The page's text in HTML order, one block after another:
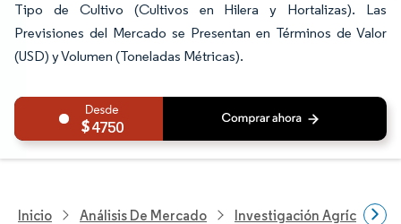
Tipo de Cultivo (Cultivos en Hilera y Hortalizas). Las
Previsiones del Mercado se Presentan en Términos de Valor
(USD) y Volumen (Toneladas Métricas).
4750
Inicio Análisis De Mercado Investigación Agrícola